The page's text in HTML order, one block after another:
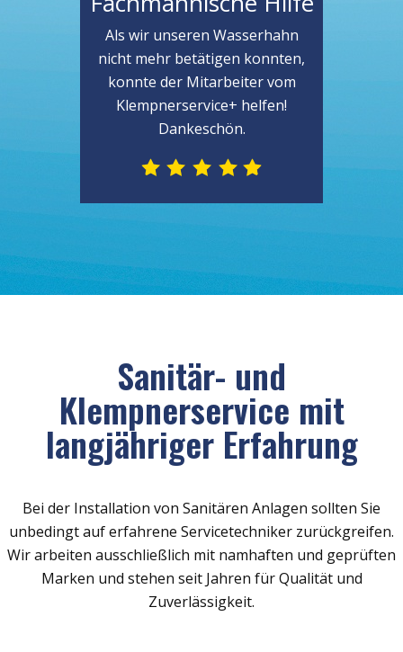
Als wir unseren Wasserhahn
nicht mehr betätigen konnten,
konnte der Mitarbeiter vom
Klempnerservice+ helfen!
Dankeschön.
Sanitär- und
Klempnerservice mit
langjähriger Erfahrung
Bei der Installation von Sanitären Anlagen sollten Sie
unbedingt auf erfahrene Servicetechniker zurückgreifen.
Wir arbeiten ausschließlich mit namhaften und geprüften
Marken und stehen seit Jahren für Qualität und
Zuverlässigkeit.